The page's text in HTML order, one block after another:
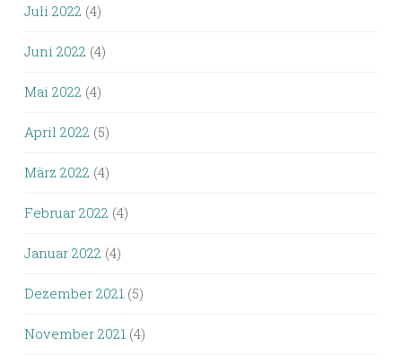
Juli 2022 (4)
Juni 2022 (4)
Mai 2022 (4)
April 2022 (5)
März 2022 (4)
Februar 2022 (4)
Januar 2022 (4)
Dezember 2021 (5)
November 2021 (4)